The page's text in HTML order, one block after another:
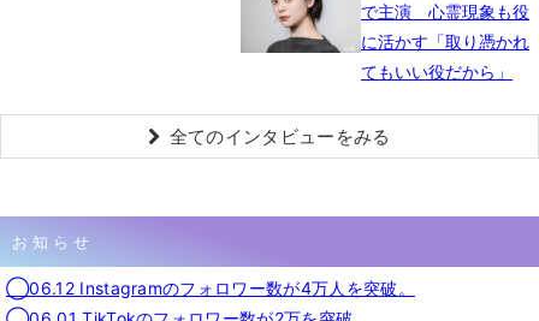
で主演 心霊現象も役
に活かす「取り憑かれ
てもいい役だから」
全てのインタビューをみる
お知らせ
◯06.12 Instagramのフォロワー数が4万人を突破。